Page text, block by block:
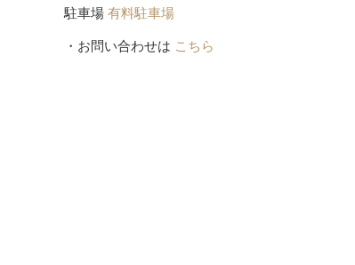
駐車場 有料駐車場
・お問い合わせは こちら